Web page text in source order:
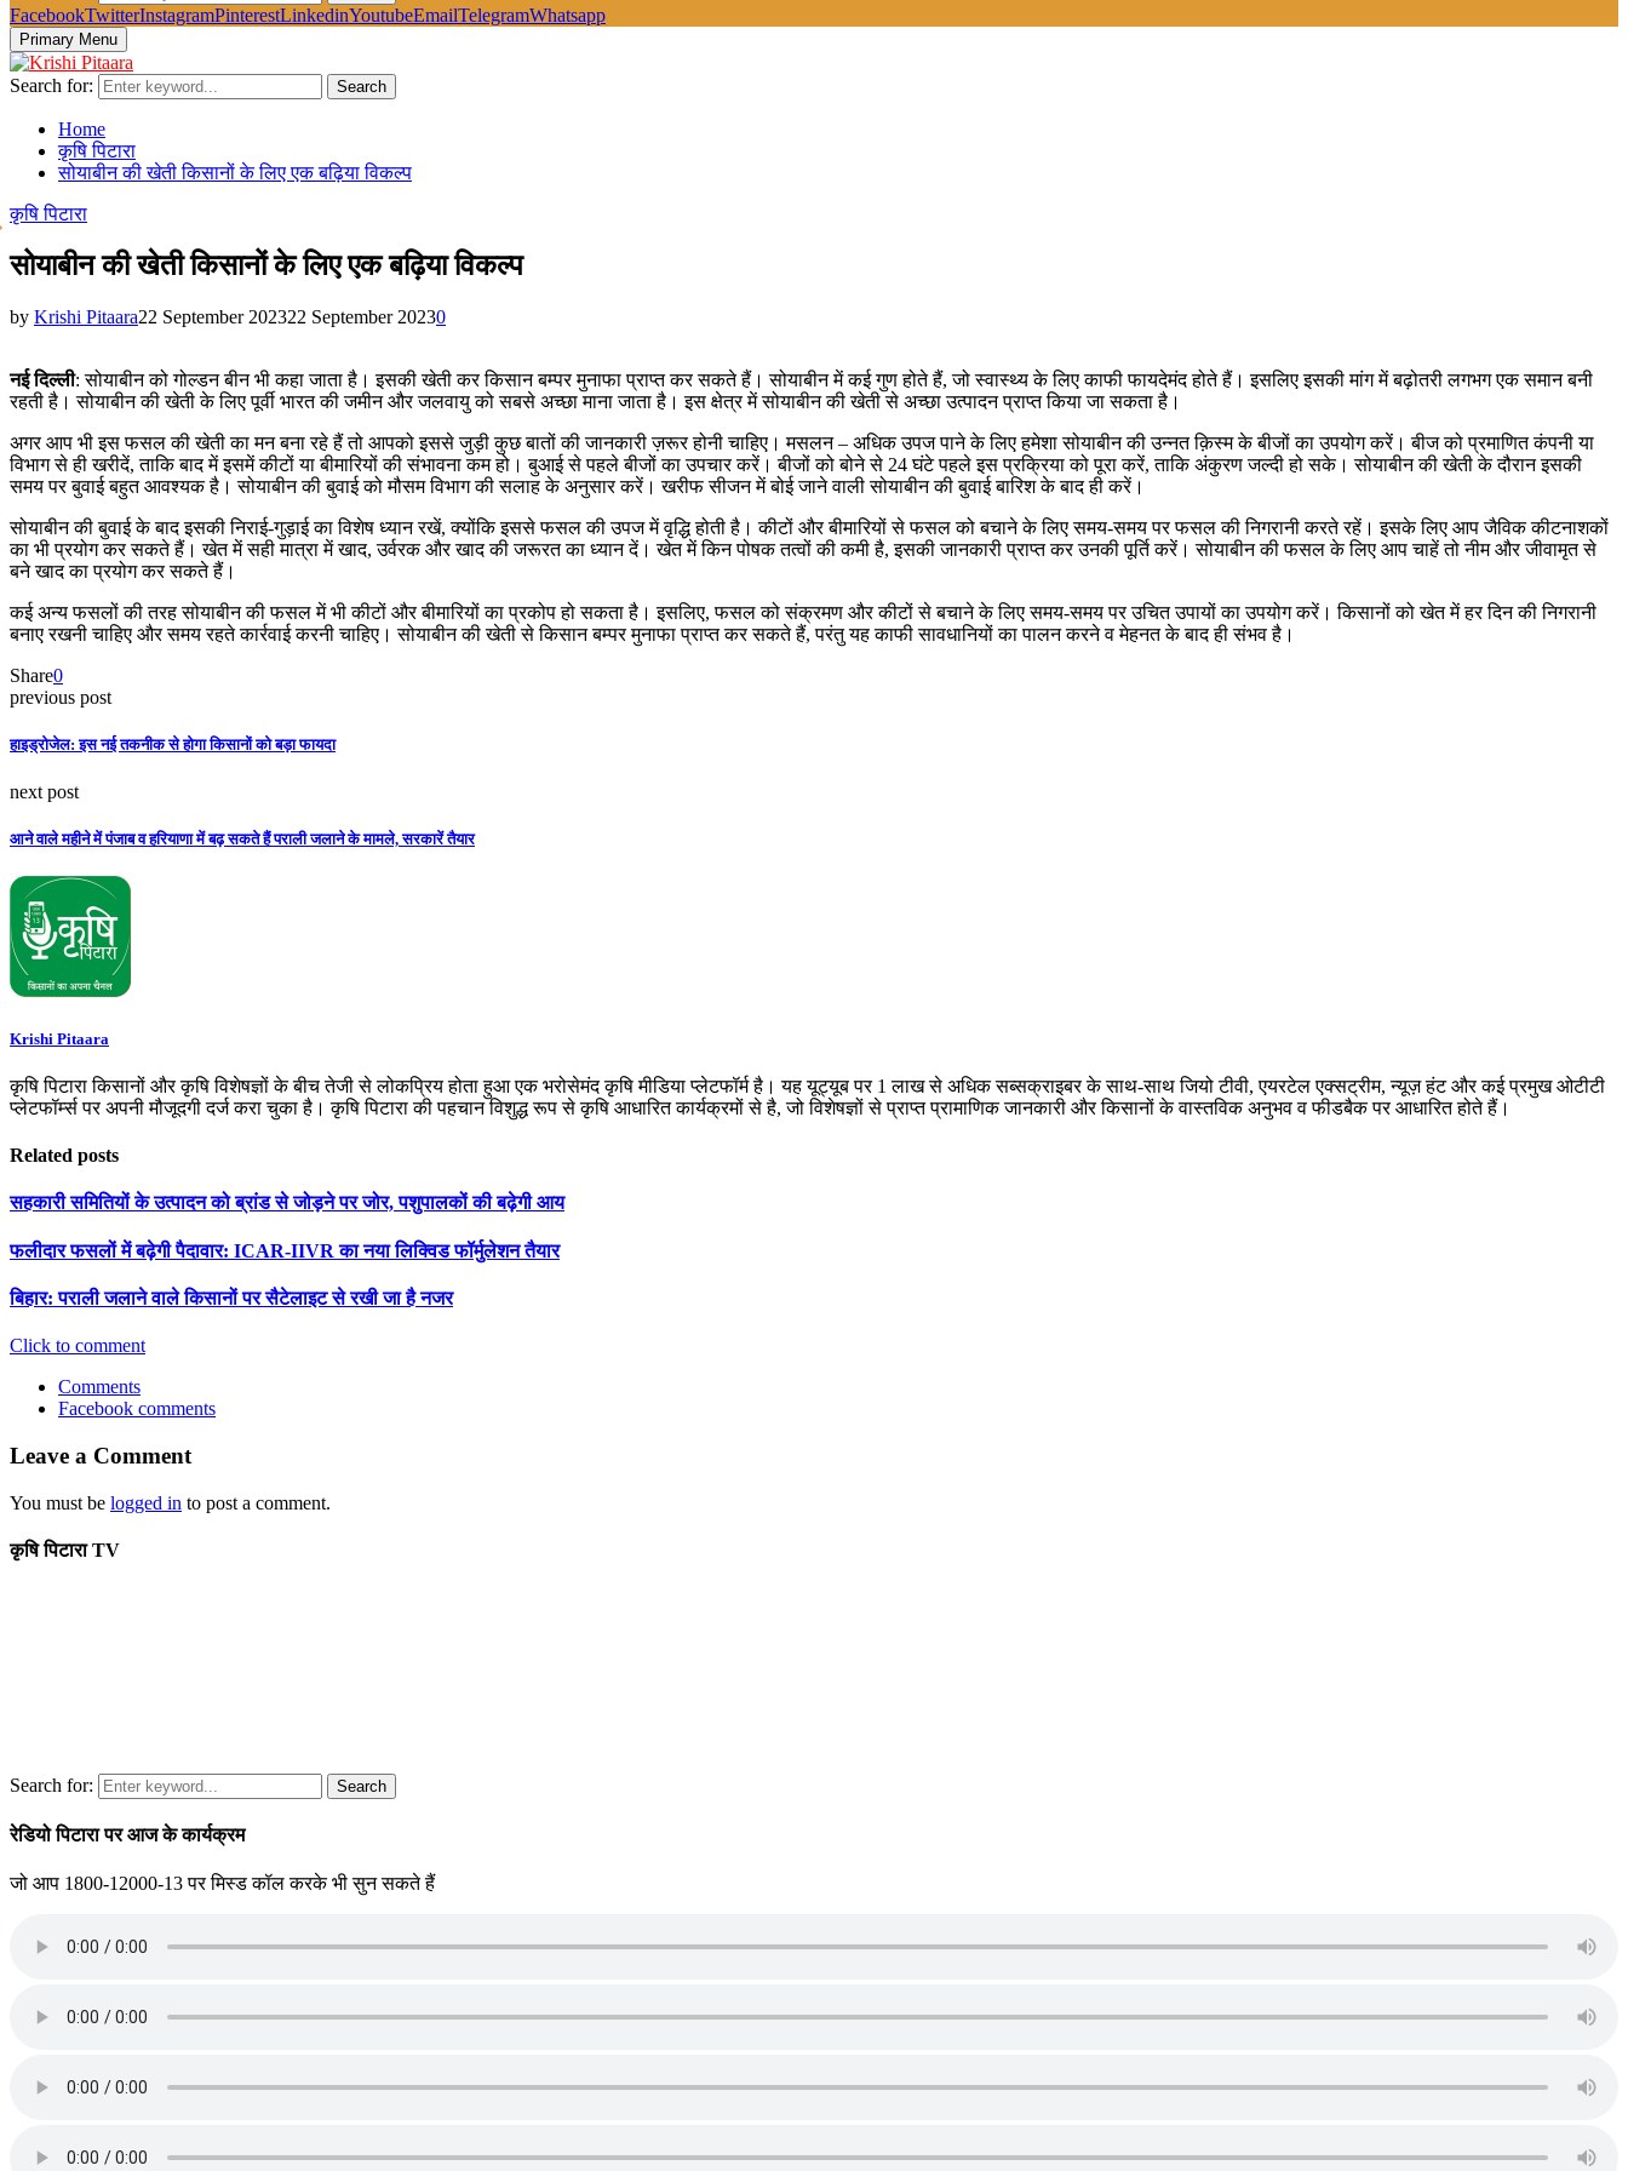
FacebookTwitterInstagramPinterestLinkedinYoutubeEmailTelegramWhatsapp
Primary Menu
Search for: Search
Home
कृषि पिटारा
सोयाबीन की खेती किसानों के लिए एक बढ़िया विकल्प
कृषि पिटारा
सोयाबीन की खेती किसानों के लिए एक बढ़िया विकल्प
by Krishi Pitaara22 September 202322 September 20230
नई दिल्ली: सोयाबीन को गोल्डन बीन भी कहा जाता है। इसकी खेती कर किसान बम्पर मुनाफा प्राप्त कर सकते हैं। सोयाबीन में कई गुण होते हैं, जो स्वास्थ्य के लिए काफी फायदेमंद होते हैं। इसलिए इसकी मांग में बढ़ोतरी लगभग एक समान बनी
रहती है। सोयाबीन की खेती के लिए पूर्वी भारत की जमीन और जलवायु को सबसे अच्छा माना जाता है। इस क्षेत्र में सोयाबीन की खेती से अच्छा उत्पादन प्राप्त किया जा सकता है।
अगर आप भी इस फसल की खेती का मन बना रहे हैं तो आपको इससे जुड़ी कुछ बातों की जानकारी ज़रूर होनी चाहिए। मसलन – अधिक उपज पाने के लिए हमेशा सोयाबीन की उन्नत क़िस्म के बीजों का उपयोग करें। बीज को प्रमाणित कंपनी या
विभाग से ही खरीदें, ताकि बाद में इसमें कीटों या बीमारियों की संभावना कम हो। बुआई से पहले बीजों का उपचार करें। बीजों को बोने से 24 घंटे पहले इस प्रक्रिया को पूरा करें, ताकि अंकुरण जल्दी हो सके। सोयाबीन की खेती के दौरान इसकी
समय पर बुवाई बहुत आवश्यक है। सोयाबीन की बुवाई को मौसम विभाग की सलाह के अनुसार करें। खरीफ सीजन में बोई जाने वाली सोयाबीन की बुवाई बारिश के बाद ही करें।
सोयाबीन की बुवाई के बाद इसकी निराई-गुड़ाई का विशेष ध्यान रखें, क्योंकि इससे फसल की उपज में वृद्धि होती है। कीटों और बीमारियों से फसल को बचाने के लिए समय-समय पर फसल की निगरानी करते रहें। इसके लिए आप जैविक कीटनाशकों
का भी प्रयोग कर सकते हैं। खेत में सही मात्रा में खाद, उर्वरक और खाद की जरूरत का ध्यान दें। खेत में किन पोषक तत्वों की कमी है, इसकी जानकारी प्राप्त कर उनकी पूर्ति करें। सोयाबीन की फसल के लिए आप चाहें तो नीम और जीवामृत से
बने खाद का प्रयोग कर सकते हैं।
कई अन्य फसलों की तरह सोयाबीन की फसल में भी कीटों और बीमारियों का प्रकोप हो सकता है। इसलिए, फसल को संक्रमण और कीटों से बचाने के लिए समय-समय पर उचित उपायों का उपयोग करें। किसानों को खेत में हर दिन की निगरानी
बनाए रखनी चाहिए और समय रहते कार्रवाई करनी चाहिए। सोयाबीन की खेती से किसान बम्पर मुनाफा प्राप्त कर सकते हैं, परंतु यह काफी सावधानियों का पालन करने व मेहनत के बाद ही संभव है।
Share0
previous post
हाइड्रोजेल: इस नई तकनीक से होगा किसानों को बड़ा फायदा
next post
आने वाले महीने में पंजाब व हरियाणा में बढ़ सकते हैं पराली जलाने के मामले, सरकारें तैयार
Krishi Pitaara
कृषि पिटारा किसानों और कृषि विशेषज्ञों के बीच तेजी से लोकप्रिय होता हुआ एक भरोसेमंद कृषि मीडिया प्लेटफॉर्म है। यह यूट्यूब पर 1 लाख से अधिक सब्सक्राइबर के साथ-साथ जियो टीवी, एयरटेल एक्सट्रीम, न्यूज़ हंट और कई प्रमुख ओटीटी
प्लेटफॉर्म्स पर अपनी मौजूदगी दर्ज करा चुका है। कृषि पिटारा की पहचान विशुद्ध रूप से कृषि आधारित कार्यक्रमों से है, जो विशेषज्ञों से प्राप्त प्रामाणिक जानकारी और किसानों के वास्तविक अनुभव व फीडबैक पर आधारित होते हैं।
Related posts
सहकारी समितियों के उत्पादन को ब्रांड से जोड़ने पर जोर, पशुपालकों की बढ़ेगी आय
फलीदार फसलों में बढ़ेगी पैदावार: ICAR-IIVR का नया लिक्विड फॉर्मुलेशन तैयार
बिहार: पराली जलाने वाले किसानों पर सैटेलाइट से रखी जा है नजर
Click to comment
Comments
Facebook comments
Leave a Comment
You must be logged in to post a comment.
कृषि पिटारा TV
Search for: Search
रेडियो पिटारा पर आज के कार्यक्रम
जो आप 1800-12000-13 पर मिस्ड कॉल करके भी सुन सकते हैं